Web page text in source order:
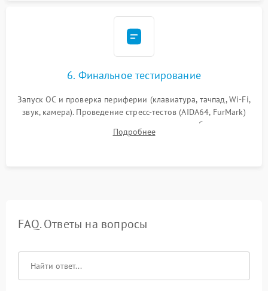
6. Финальное тестирование
Запуск ОС и проверка периферии (клавиатура, тачпад, Wi-Fi,
звук, камера). Проведение стресс-тестов (AIDA64, FurMark)
для контроля температурного режима и стабильности
системы под пиковой нагрузкой.
Подробнее
FAQ. Ответы на вопросы